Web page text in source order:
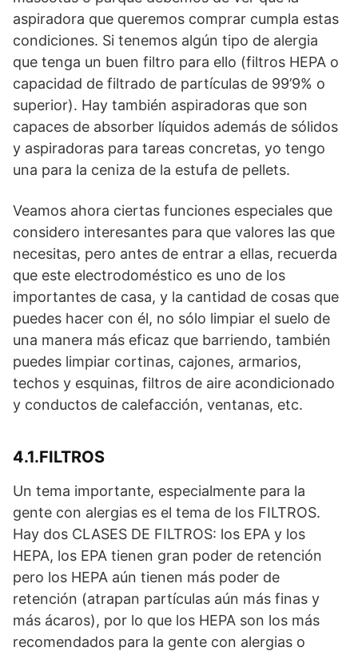
aspiradora que queremos comprar cumpla estas
condiciones. Si tenemos algún tipo de alergia
que tenga un buen filtro para ello (filtros HEPA o
capacidad de filtrado de partículas de 99’9% o
superior). Hay también aspiradoras que son
capaces de absorber líquidos además de sólidos
y aspiradoras para tareas concretas, yo tengo
una para la ceniza de la estufa de pellets.
Veamos ahora ciertas funciones especiales que
considero interesantes para que valores las que
necesitas, pero antes de entrar a ellas, recuerda
que este electrodoméstico es uno de los
importantes de casa, y la cantidad de cosas que
puedes hacer con él, no sólo limpiar el suelo de
una manera más eficaz que barriendo, también
puedes limpiar cortinas, cajones, armarios,
techos y esquinas, filtros de aire acondicionado
y conductos de calefacción, ventanas, etc.
4.1.FILTROS
Un tema importante, especialmente para la
gente con alergias es el tema de los FILTROS.
Hay dos CLASES DE FILTROS: los EPA y los
HEPA, los EPA tienen gran poder de retención
pero los HEPA aún tienen más poder de
retención (atrapan partículas aún más finas y
más ácaros), por lo que los HEPA son los más
recomendados para la gente con alergias o